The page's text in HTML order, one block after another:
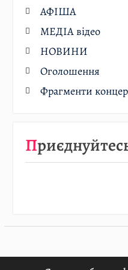
АФІША
МЕДІА відео
НОВИНИ
Оголошення
Фрагменти